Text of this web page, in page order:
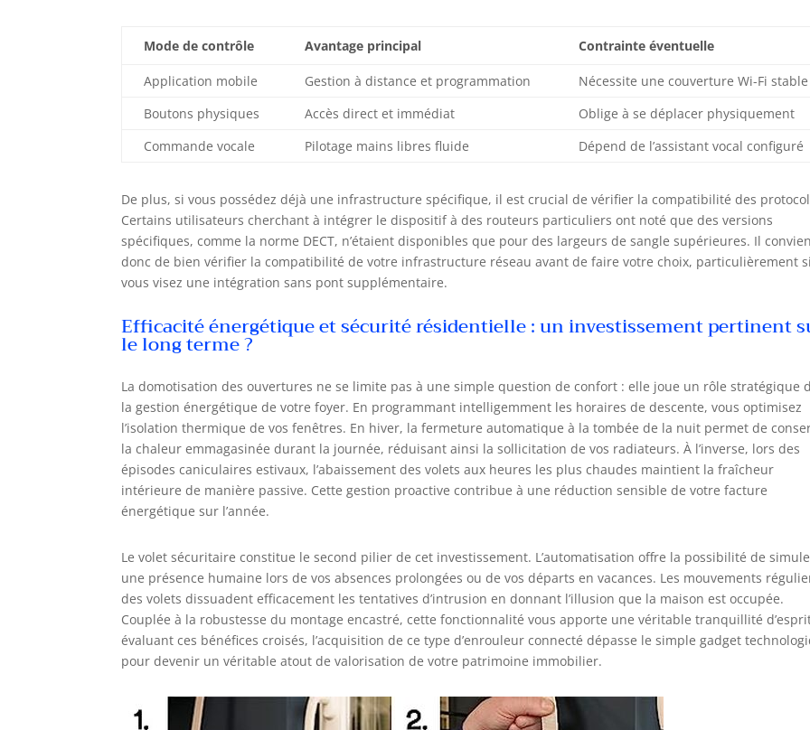
Mode de contrôle Avantage principal Contrainte éventuelle
Application mobile Gestion à distance et programmation
Nécessite une couverture Wi-Fi stable
Boutons physiques
Accès direct et immédiat
Oblige à se déplacer physiquement
Commande vocale
Pilotage mains libres fluide Dépend de l’assistant vocal configuré
De plus, si vous possédez déjà une infrastructure spécifique, il est crucial de vérifier la compatibilité des
Certains utilisateurs cherchant à intégrer le dispositif à des routeurs particuliers ont noté que des versions
spécifiques, comme la norme DECT, n’étaient disponibles que pour des largeurs de sangle supérieures. Il
donc de bien vérifier la compatibilité de votre infrastructure réseau avant de faire votre choix, particulièrement si
vous visez une intégration sans pont supplémentaire.
Efficacité énergétique et sécurité résidentielle : un investissement pertinent
le long terme ?
La domotisation des ouvertures ne se limite pas à une simple question de confort : elle joue un rôle stratégique
la gestion énergétique de votre foyer. En programmant intelligemment les horaires de descente, vous optimisez
l’isolation thermique de vos fenêtres. En hiver, la fermeture automatique à la tombée de la nuit permet de
la chaleur emmagasinée durant la journée, réduisant ainsi la sollicitation de vos radiateurs. À l’inverse, lors des
épisodes caniculaires estivaux, l’abaissement des volets aux heures les plus chaudes maintient la fraîcheur
intérieure de manière passive. Cette gestion proactive contribue à une réduction sensible de votre facture
énergétique sur l’année.
Le volet sécuritaire constitue le second pilier de cet investissement. L’automatisation offre la possibilité de
une présence humaine lors de vos absences prolongées ou de vos départs en vacances. Les mouvements
des volets dissuadent efficacement les tentatives d’intrusion en donnant l’illusion que la maison est occupée.
Couplée à la robustesse du montage encastré, cette fonctionnalité vous apporte une véritable tranquillité
évaluant ces bénéfices croisés, l’acquisition de ce type d’enrouleur connecté dépasse le simple gadget
pour devenir un véritable atout de valorisation de votre patrimoine immobilier.